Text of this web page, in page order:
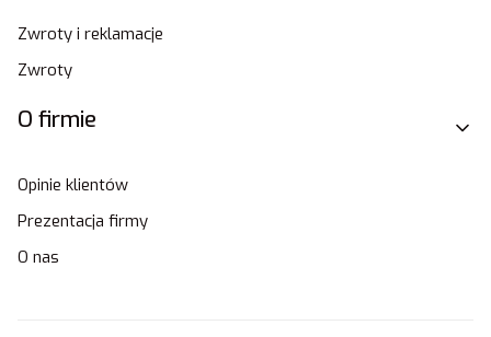
Zwroty i reklamacje
Zwroty
O firmie
Opinie klientów
Prezentacja firmy
O nas